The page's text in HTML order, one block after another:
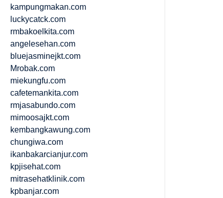
kampungmakan.com
luckycatck.com
rmbakoelkita.com
angelesehan.com
bluejasminejkt.com
Mrobak.com
miekungfu.com
cafetemankita.com
rmjasabundo.com
mimoosajkt.com
kembangkawung.com
chungiwa.com
ikanbakarcianjur.com
kpjisehat.com
mitrasehatklinik.com
kpbanjar.com